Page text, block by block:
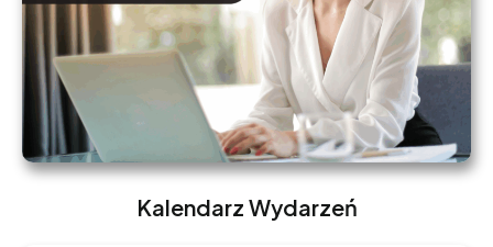
Kalendarz Wydarzeń